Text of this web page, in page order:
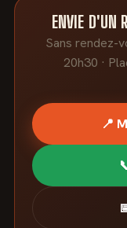
ENVIE D'UN
Sans rendez-
20h30 ·
📍